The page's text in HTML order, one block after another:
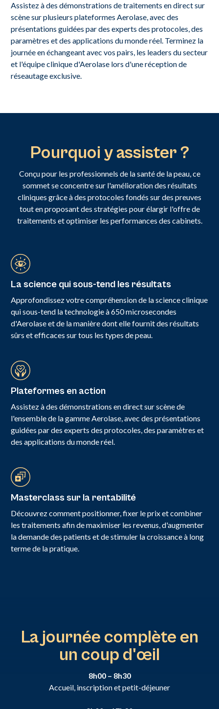
Assistez à des démonstrations de traitements en direct sur
scène sur plusieurs plateformes Aerolase, avec des
présentations guidées par des experts des protocoles, des
paramètres et des applications du monde réel. Terminez la
journée en échangeant avec vos pairs, les leaders du secteur
et l'équipe clinique d'Aerolase lors d'une réception de
réseautage exclusive.
Pourquoi y assister ?
Conçu pour les professionnels de la santé de la peau, ce
sommet se concentre sur l'amélioration des résultats
cliniques grâce à des protocoles fondés sur des preuves
tout en proposant des stratégies pour élargir l'offre de
traitements et optimiser les performances des cabinets.
La science qui sous-tend les résultats
Approfondissez votre compréhension de la science clinique
qui sous-tend la technologie à 650 microsecondes
d'Aerolase et de la manière dont elle fournit des résultats
sûrs et efficaces sur tous les types de peau.
Plateformes en action
Assistez à des démonstrations en direct sur scène de
l'ensemble de la gamme Aerolase, avec des présentations
guidées par des experts des protocoles, des paramètres et
des applications du monde réel.
Masterclass sur la rentabilité
Découvrez comment positionner, fixer le prix et combiner
les traitements afin de maximiser les revenus, d'augmenter
la demande des patients et de stimuler la croissance à long
terme de la pratique.
La journée complète en
un coup d'œil
8h00 – 8h30
Accueil, inscription et petit-déjeuner